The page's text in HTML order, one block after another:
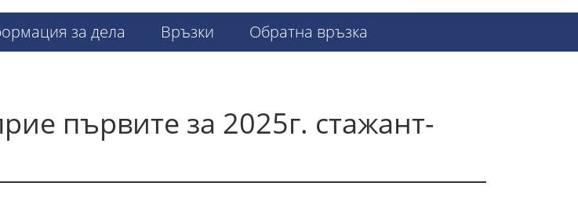
за дела Връзки Обратна връзка
първите за 2025г. стажант-